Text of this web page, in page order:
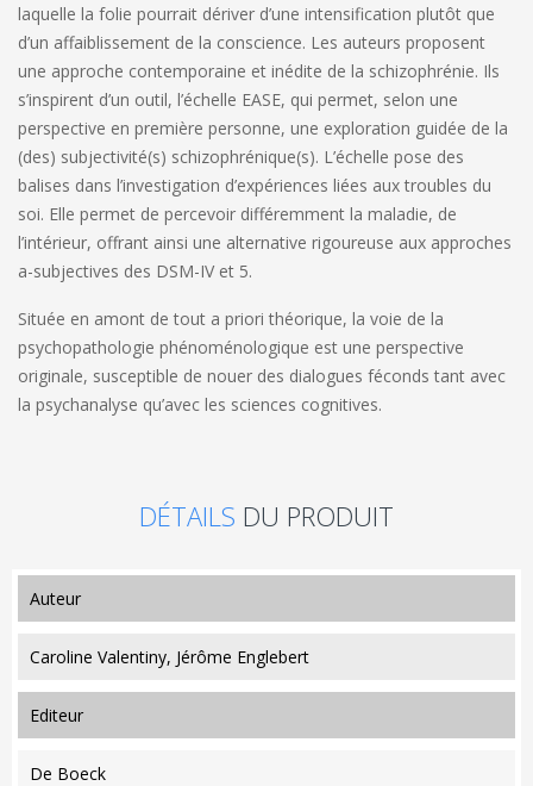
laquelle la folie pourrait dériver d’une intensification plutôt que
d’un affaiblissement de la conscience. Les auteurs proposent
une approche contemporaine et inédite de la schizophrénie. Ils
s’inspirent d’un outil, l’échelle EASE, qui permet, selon une
perspective en première personne, une exploration guidée de la
(des) subjectivité(s) schizophrénique(s). L’échelle pose des
balises dans l’investigation d’expériences liées aux troubles du
soi. Elle permet de percevoir différemment la maladie, de
l’intérieur, offrant ainsi une alternative rigoureuse aux approches
a-subjectives des DSM-IV et 5.
Située en amont de tout a priori théorique, la voie de la
psychopathologie phénoménologique est une perspective
originale, susceptible de nouer des dialogues féconds tant avec
la psychanalyse qu’avec les sciences cognitives.
DÉTAILS DU PRODUIT
auteur
Caroline Valentiny, Jérôme Englebert
editeur
De Boeck